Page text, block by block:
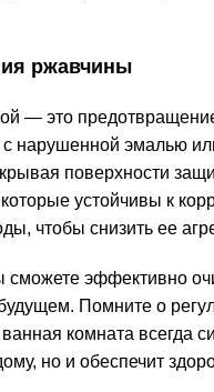
ржавчины
— это
с нарушенной эмалью
поверхности
устойчивы к
чтобы снизить ее
эффективно
Помните о
комната всегда
но и обеспечит